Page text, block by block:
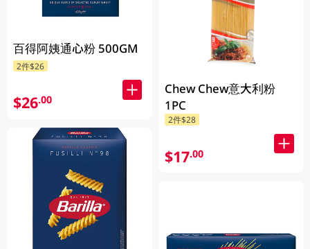
百得阿姨通心粉 500GM
2件$26
$26.00
Chew Chew意大利粉
1PC
2件$28
$17.00